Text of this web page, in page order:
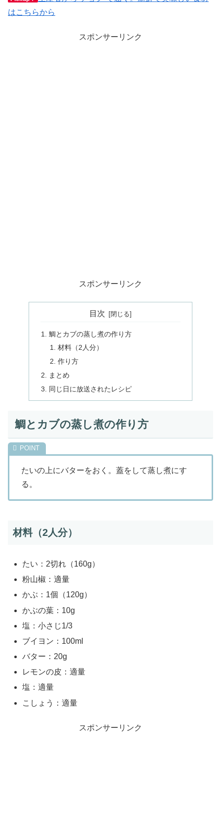
はこちらから
スポンサーリンク
スポンサーリンク
目次
鯛とカブの蒸し煮の作り方
材料（2人分）
作り方
まとめ
同じ日に放送されたレシピ
鯛とカブの蒸し煮の作り方
たいの上にバターをおく。蓋をして蒸し煮にす
る。
材料（2人分）
たい：2切れ（160g）
粉山椒：適量
かぶ：1個（120g）
かぶの葉：10g
塩：小さじ1/3
ブイヨン：100ml
バター：20g
レモンの皮：適量
塩：適量
こしょう：適量
スポンサーリンク